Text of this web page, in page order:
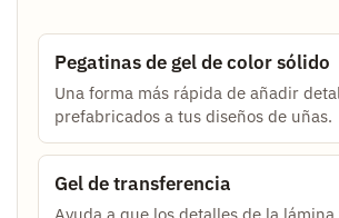
Pegatinas de gel de color sólido
Una forma más rápida de añadir
prefabricados a tus diseños de uñas.
Gel de transferencia
Ayuda a que los detalles de la lámina